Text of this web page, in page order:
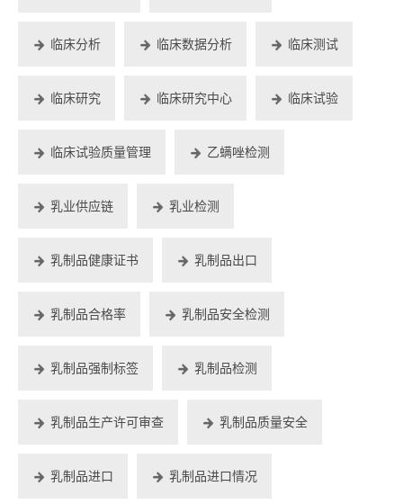
临床分析 临床数据分析 临床测试
临床研究 临床研究中心 临床试验
临床试验质量管理 乙螨唑检测
乳业供应链 乳业检测
乳制品健康证书 乳制品出口
乳制品合格率 乳制品安全检测
乳制品强制标签 乳制品检测
乳制品生产许可审查 乳制品质量安全
乳制品进口 乳制品进口情况